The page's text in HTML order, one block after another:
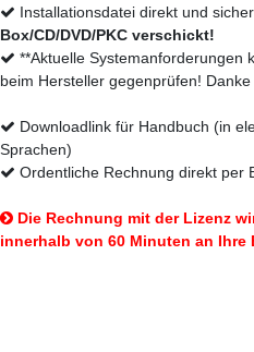
Installationsdatei direkt und
Box/CD/DVD/PKC verschickt!
**Aktuelle Systemanforderungen
beim Hersteller gegenprüfen! Danke
Downloadlink für Handbuch (in
Sprachen)
Ordentliche Rechnung direkt per
Die Rechnung mit der Lizenz
innerhalb von 60 Minuten an Ihre